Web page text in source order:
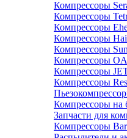
Компрессоры
Компрессоры
Компрессоры
Компрессоры
Компрессоры
Компрессоры
Компрессоры
Компрессоры
Компрессоры на
Запчасти для
Компрессоры